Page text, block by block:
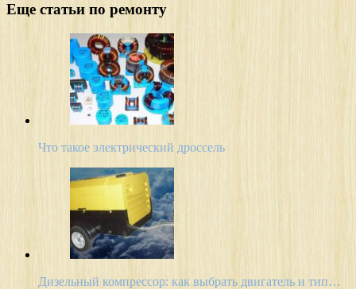
Еще статьи по ремонту
Что такое электрический дроссель
Дизельный компрессор: как выбрать двигатель и тип…